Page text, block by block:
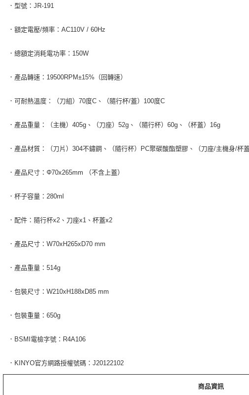
．型號：JR-191
．額定電壓/頻率：AC110V / 60Hz
．總額定消耗電功率：150W
．產品轉速：19500RPM±15%（回轉速）
．可耐熱溫度：（刀組）70度C、（隨行杯/蓋）100度C
．產品重量：（主機）405g、（刀座）52g、（隨行杯）60g、（杯蓋）16g
．產品材質：（刀片）304不鏽鋼、（隨行杯）PC聚碳酸酯塑膠、（刀座/主機身/杯
．產品尺寸：Φ70x265mm （不含上蓋）
．杯子容量：280ml
．配件：隨行杯x2、刀座x1、杯蓋x2
．產品尺寸：W70xH265xD70 mm
．產品重量：514g
．包裝尺寸：W210xH188xD85 mm
．包裝重量：650g
．BSMI電檢字號：R4A106
．KINYO官方網路授權號碼：J20122102
商品資訊